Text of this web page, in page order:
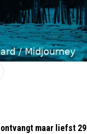
ontvangt maar liefst 29